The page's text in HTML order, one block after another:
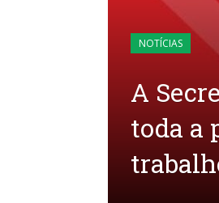
NOTÍCIAS
A
toda a